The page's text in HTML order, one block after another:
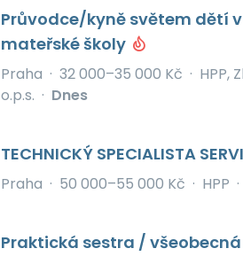
Průvodce/kyně světem dětí
mateřské školy
Praha · 32 000–35 000 Kč · HPP,
o.p.s. · Dnes
TECHNICKÝ SPECIALISTA
Praha · 50 000–55 000 Kč · HPP ·
Praktická sestra /